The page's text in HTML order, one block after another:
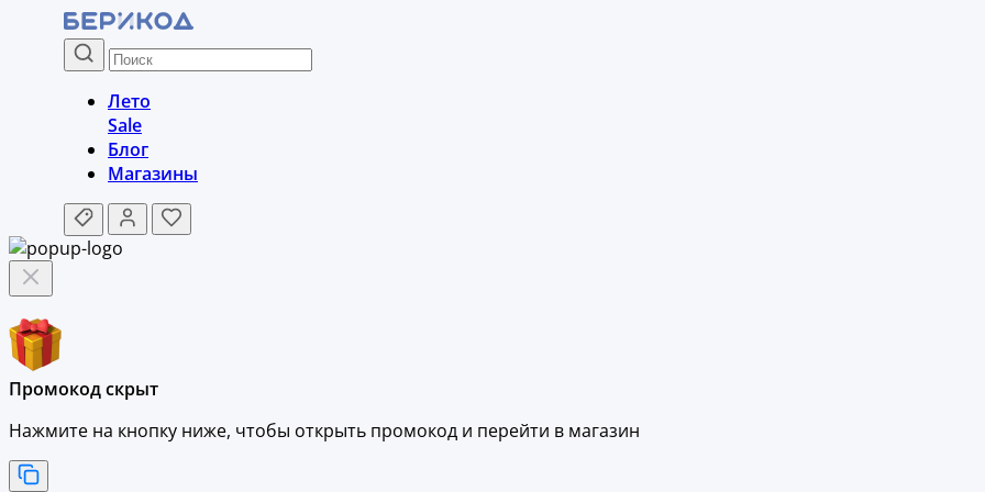
Лето
Sale
Блог
Магазины
Промокод скрыт
Нажмите на кнопку ниже, чтобы открыть промокод и перейти в магазин